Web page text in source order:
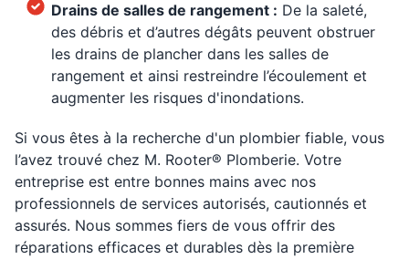
Drains de salles de rangement : De la saleté,
des débris et d’autres dégâts peuvent obstruer
les drains de plancher dans les salles de
rangement et ainsi restreindre l’écoulement et
augmenter les risques d'inondations.
Si vous êtes à la recherche d'un plombier fiable, vous
l’avez trouvé chez M. Rooter® Plomberie. Votre
entreprise est entre bonnes mains avec nos
professionnels de services autorisés, cautionnés et
assurés. Nous sommes fiers de vous offrir des
réparations efficaces et durables dès la première